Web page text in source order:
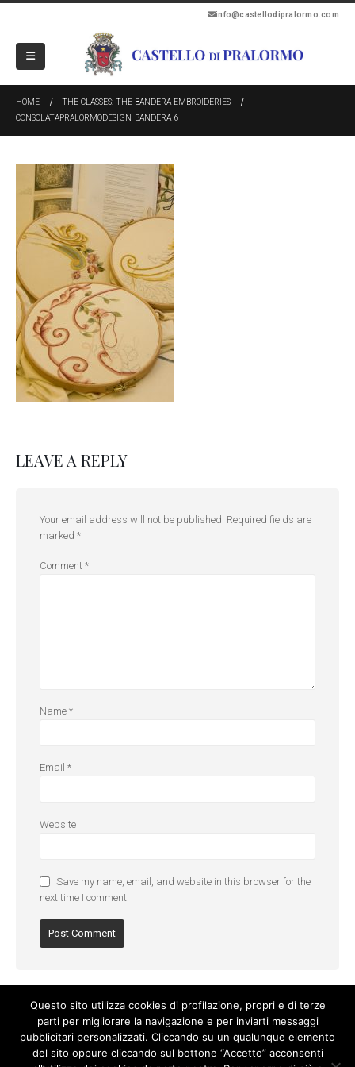
info@castellodipralormo.com
HOME
THE CLASSES: THE BANDERA EMBROIDERIES
CONSOLATAPRALORMODESIGN_BANDERA_6
LEAVE A REPLY
Your email address will not be published. Required fields are
marked *
Comment *
Name *
Email *
Website
Save my name, email, and website in this browser for the
next time I comment.
Questo sito utilizza cookies di profilazione, propri e di terze
parti per migliorare la navigazione e per inviarti messaggi
pubblicitari personalizzati. Cliccando su un qualunque elemento
del sito oppure cliccando sul bottone “Accetto” acconsenti